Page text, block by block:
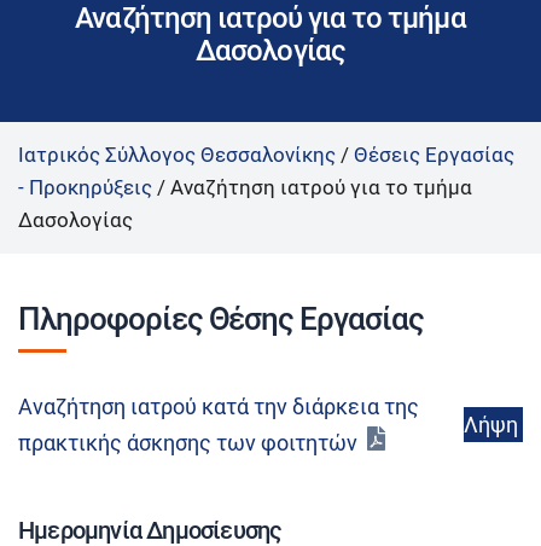
m
Αναζήτηση ιατρού για το τμήμα
Δασολογίας
Ιατρικός Σύλλογος Θεσσαλονίκης / Θέσεις Εργασίας
- Προκηρύξεις / Αναζήτηση ιατρού για το τμήμα
Δασολογίας
Πληροφορίες Θέσης Εργασίας
Αναζήτηση ιατρού κατά την διάρκεια της
πρακτικής άσκησης των φοιτητών
Λήψη
Ημερομηνία Δημοσίευσης